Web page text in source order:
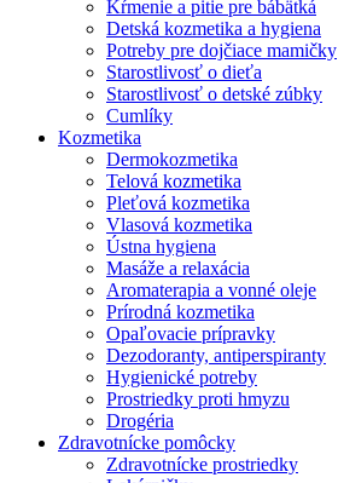
Kŕmenie a pitie pre bábätká
Detská kozmetika a hygiena
Potreby pre dojčiace mamičky
Starostlivosť o dieťa
Starostlivosť o detské zúbky
Cumlíky
Kozmetika
Dermokozmetika
Telová kozmetika
Pleťová kozmetika
Vlasová kozmetika
Ústna hygiena
Masáže a relaxácia
Aromaterapia a vonné oleje
Prírodná kozmetika
Opaľovacie prípravky
Dezodoranty, antiperspiranty
Hygienické potreby
Prostriedky proti hmyzu
Drogéria
Zdravotnícke pomôcky
Zdravotnícke prostriedky